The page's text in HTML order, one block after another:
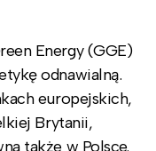
Energy (GGE)
odnawialną.
europejskich,
Brytanii,
także w Polsce.